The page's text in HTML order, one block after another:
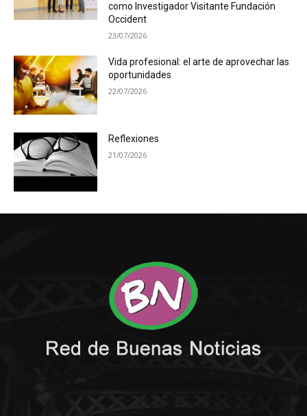
como Investigador Visitante Fundación
Occident
23/07/2026
Vida profesional: el arte de aprovechar las
oportunidades
22/07/2026
Reflexiones
21/07/2026